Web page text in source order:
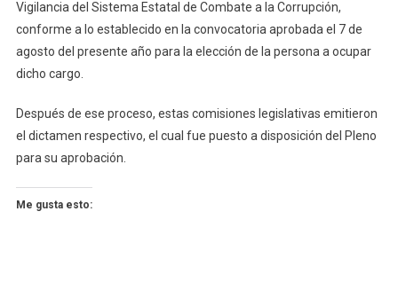
Vigilancia del Sistema Estatal de Combate a la Corrupción,
conforme a lo establecido en la convocatoria aprobada el 7 de
agosto del presente año para la elección de la persona a ocupar
dicho cargo.
Después de ese proceso, estas comisiones legislativas emitieron
el dictamen respectivo, el cual fue puesto a disposición del Pleno
para su aprobación.
Me gusta esto: